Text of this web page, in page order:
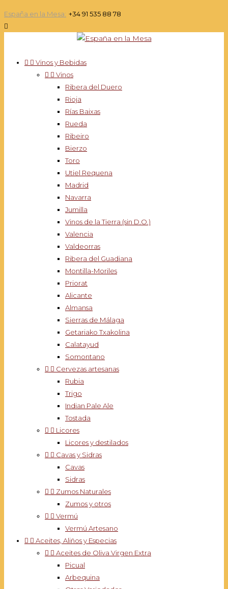
España en la Mesa: +34 91 535 88 78

  Vinos y Bebidas
  Vinos
Ribera del Duero
Rioja
Rías Baixas
Rueda
Ribeiro
Bierzo
Toro
Utiel Requena
Madrid
Navarra
Jumilla
Vinos de la Tierra (sin D.O.)
Valencia
Valdeorras
Ribera del Guadiana
Montilla-Moriles
Priorat
Alicante
Almansa
Sierras de Málaga
Getariako Txakolina
Calatayud
Somontano
  Cervezas artesanas
Rubia
Trigo
Indian Pale Ale
Tostada
  Licores
Licores y destilados
  Cavas y Sidras
Cavas
Sidras
  Zumos Naturales
Zumos y otros
  Vermú
Vermú Artesano
  Aceites, Aliños y Especias
  Aceites de Oliva Virgen Extra
Picual
Arbequina